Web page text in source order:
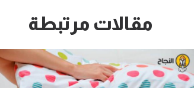
مقالات مرتبطة